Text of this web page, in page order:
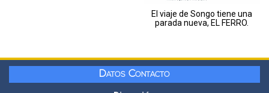
El viaje de Songo tiene una
parada nueva, EL FERRO.
Datos Contacto